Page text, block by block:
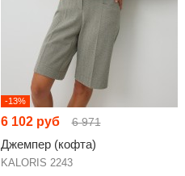
-13%
6 102 руб 6 971
Джемпер (кофта)
KALORIS 2243